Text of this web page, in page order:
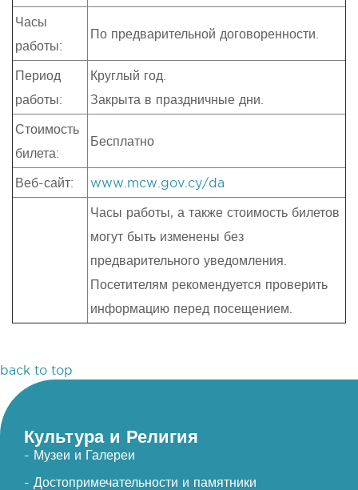
Часы
работы:
По предварительной договоренности.
Период
работы:
Круглый год.
Закрыта в праздничные дни.
Стоимость
билета:
Бесплатно
Веб-сайт: www.mcw.gov.cy/da
Часы работы, а также стоимость билетов
могут быть изменены без
предварительного уведомления.
Посетителям рекомендуется проверить
информацию перед посещением.
back to top
Культура и Религия
- Музеи и Галереи
- Достопримечательности и памятники